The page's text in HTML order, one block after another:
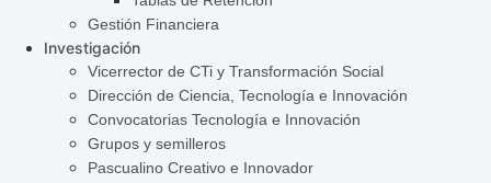
Gestión Financiera
Investigación
Vicerrector de CTi y Transformación Social
Dirección de Ciencia, Tecnología e Innovación
Convocatorias Tecnología e Innovación
Grupos y semilleros
Pascualino Creativo e Innovador